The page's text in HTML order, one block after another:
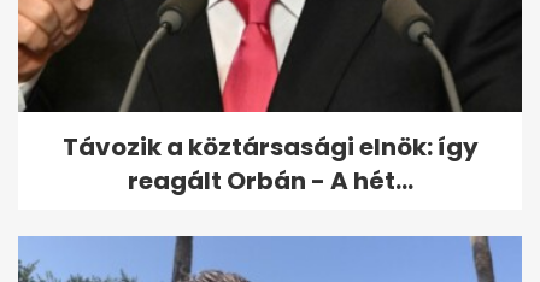
Mikor nem vonják le a bérből a
jegyzéken szereplő adót és...
Távozik a köztársasági elnök: így
reagált Orbán - A hét...